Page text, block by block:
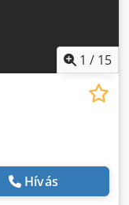
1 / 15
Hívás